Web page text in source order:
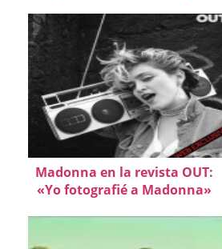
Madonna en la revista OUT:
«Yo fotografié a Madonna»